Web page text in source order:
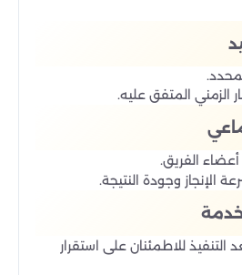
الزمني المتفق عليه.
الفريق.
الإنجاز وجودة النتيجة.
للاطمئنان على استقرار